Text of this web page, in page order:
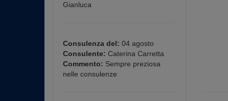
Gianluca
Consulenza del: 04 agosto
Consulente: Caterina Carretta
Commento: Sempre preziosa
nelle consulenze